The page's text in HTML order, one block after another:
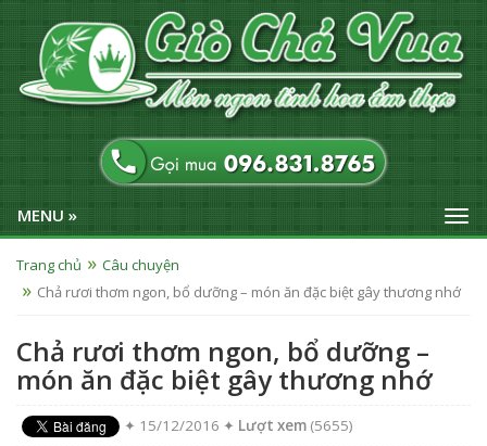
MENU »
Trang chủ
Câu chuyện
Chả rươi thơm ngon, bổ dưỡng – món ăn đặc biệt gây thương nhớ
Chả rươi thơm ngon, bổ dưỡng –
món ăn đặc biệt gây thương nhớ
✦ 15/12/2016 ✦ Lượt xem (5655)